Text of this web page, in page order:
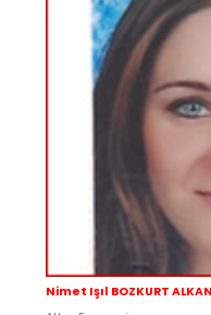
Nimet Işıl BOZKURT ALKAN